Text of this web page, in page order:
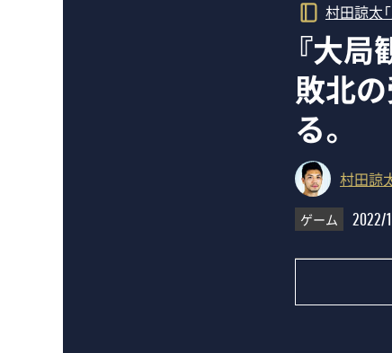
村田諒太
『大
敗北
る。
村田諒
ゲーム 2022/